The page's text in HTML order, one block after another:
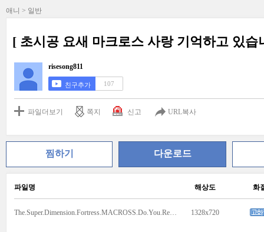
애니 > 일반
[ 초시공 요새 마크로스 사랑 기억하고 있습
risesong811
친구추가 107
파일더보기 쪽지 신고 URL복사
찜하기 다운로드
파일명 해상도 화
The.Super.Dimension.Fortress.MACROSS.Do.You.Remember.Love.1984.BD.AVC.AAC-JBS.mp4 1328x720